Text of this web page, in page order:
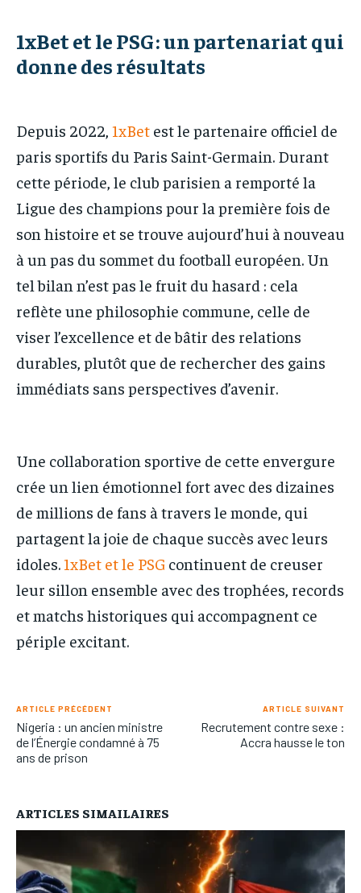
1xBet et le PSG : un partenariat qui
donne des résultats
Depuis 2022, 1xBet est le partenaire officiel de
paris sportifs du Paris Saint-Germain. Durant
cette période, le club parisien a remporté la
Ligue des champions pour la première fois de
son histoire et se trouve aujourd’hui à nouveau
à un pas du sommet du football européen. Un
tel bilan n’est pas le fruit du hasard : cela
reflète une philosophie commune, celle de
viser l’excellence et de bâtir des relations
durables, plutôt que de rechercher des gains
immédiats sans perspectives d’avenir.
Une collaboration sportive de cette envergure
crée un lien émotionnel fort avec des dizaines
de millions de fans à travers le monde, qui
partagent la joie de chaque succès avec leurs
idoles.1xBet et le PSG continuent de creuser
leur sillon ensemble avec des trophées, records
et matchs historiques qui accompagnent ce
périple excitant.
ARTICLE PRÉCÉDENT
Nigeria : un ancien ministre
de l’Énergie condamné à 75
ans de prison
ARTICLE SUIVANT
Recrutement contre sexe :
Accra hausse le ton
ARTICLES SIMAILAIRES